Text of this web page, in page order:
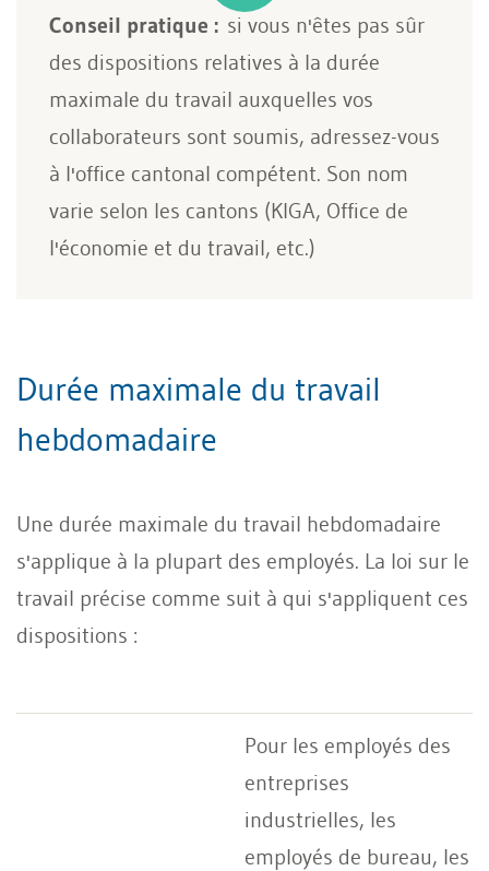
Conseil pratique : si vous n'êtes pas sûr
des dispositions relatives à la durée
maximale du travail auxquelles vos
collaborateurs sont soumis, adressez-vous
à l'office cantonal compétent. Son nom
varie selon les cantons (KIGA, Office de
l'économie et du travail, etc.)
Durée maximale du travail
hebdomadaire
Une durée maximale du travail hebdomadaire
s'applique à la plupart des employés. La loi sur le
travail précise comme suit à qui s'appliquent ces
dispositions :
Pour les employés des
entreprises
industrielles, les
employés de bureau, les